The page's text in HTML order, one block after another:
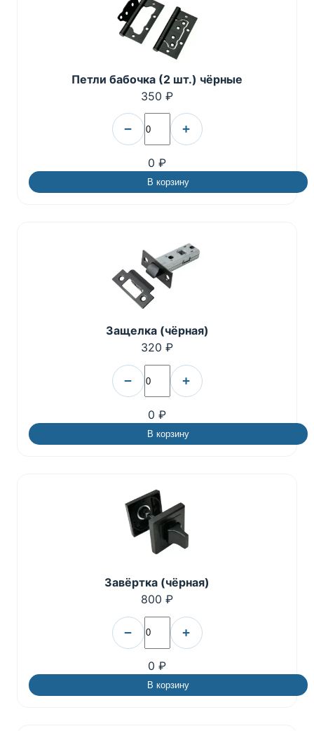
Петли бабочка (2 шт.) чёрные
350 ₽
− +
0 ₽
В корзину
Защелка (чёрная)
320 ₽
− +
0 ₽
В корзину
Завёртка (чёрная)
800 ₽
− +
0 ₽
В корзину